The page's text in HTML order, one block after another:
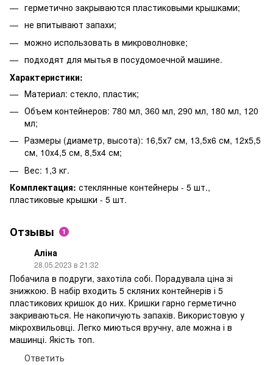
герметично закрываются пластиковыми крышками;
не впитывают запахи;
можно использовать в микроволновке;
подходят для мытья в посудомоечной машине.
Характеристики:
Материал: стекло, пластик;
Объем контейнеров: 780 мл, 360 мл, 290 мл, 180 мл, 120
мл;
Размеры (диаметр, высота): 16,5х7 см, 13,5х6 см, 12х5,5
см, 10х4,5 см, 8,5х4 см;
Вес: 1,3 кг.
Комплектация: стеклянные контейнеры - 5 шт.,
пластиковые крышки - 5 шт.
Отзывы 1
Аліна
28.05.2023 в 21:32
Побачила в подруги, захотіла собі. Порадувала ціна зі
знижкою. В набір входить 5 скляних контейнерів і 5
пластикових кришок до них. Кришки гарно герметично
закриваються. Не накопичують запахів. Використовую у
мікрохвильовці. Легко миються вручну, але можна і в
машинці. Якість топ.
Ответить